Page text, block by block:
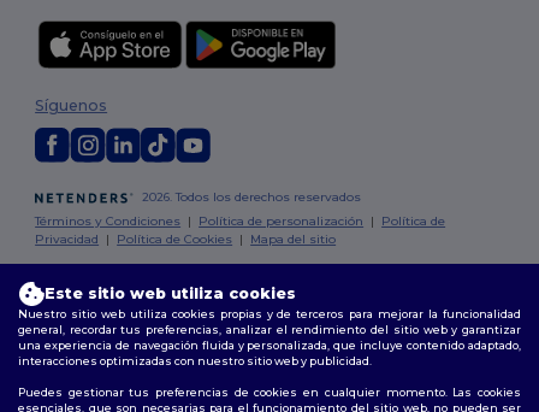
2026. Todos los derechos reservados
Términos y Condiciones | Política de personalización | Política de
Privacidad | Política de Cookies | Mapa del sitio
Síguenos
Madrid|Barcelona|Valencia |Seville |
Palma | Bilbao| Alicante
Este sitio web utiliza cookies
Nuestro sitio web utiliza cookies propias y de terceros para mejorar la funcionalidad
general, recordar tus preferencias, analizar el rendimiento del sitio web y garantizar
una experiencia de navegación fluida y personalizada, que incluye contenido adaptado,
interacciones optimizadas con nuestro sitio web y publicidad.
Puedes gestionar tus preferencias de cookies en cualquier momento. Las cookies
esenciales, que son necesarias para el funcionamiento del sitio web, no pueden ser